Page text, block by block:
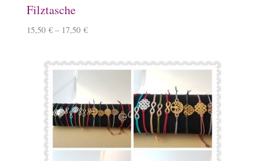
Filztasche
15,50 € – 17,50 €